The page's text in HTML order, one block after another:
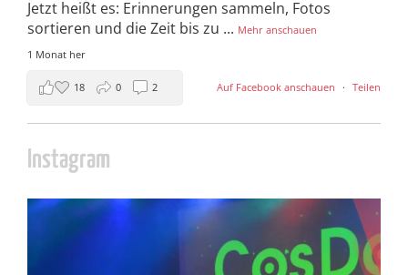
Jetzt heißt es: Erinnerungen sammeln, Fotos
sortieren und die Zeit bis zu ... Mehr anschauen
1 Monat her
Auf Facebook anschauen · Teilen
18 0 2
Instagram
cosday
Juli 5
133 25